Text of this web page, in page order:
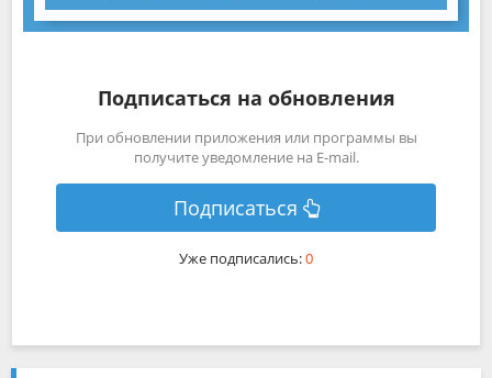
Подписаться на обновления
При обновлении приложения или программы вы
получите уведомление на E-mail.
Подписаться
Уже подписались:0